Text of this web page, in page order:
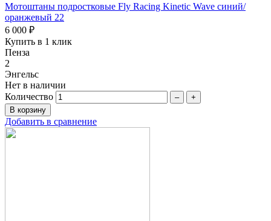
Мотоштаны подростковые Fly Racing Kinetic Wave синий/
оранжевый 22
6 000 ₽
Купить в 1 клик
Пенза
2
Энгельс
Нет в наличии
Количество
– +
Добавить в сравнение